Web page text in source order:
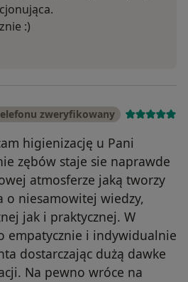
:)
zweryfikowany
higienizację u Pani
zębów staje sie naprawde
atmosferze jaką tworzy
o niesamowitej wiedzy,
jak i praktycznej. W
empatycznie i indywidualnie
dostarczając dużą dawke
Na pewno wróce na